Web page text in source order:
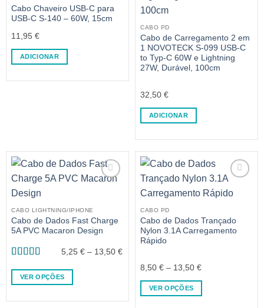
Cabo Chaveiro USB-C para
USB-C S-140 – 60W, 15cm
11,95 €
ADICIONAR
CABO PD
Cabo de Carregamento 2 em
1 NOVOTECK S-099 USB-C
to Typ-C 60W e Lightning
27W, Durável, 100cm
32,50 €
ADICIONAR
CABO LIGHTNING/IPHONE
Cabo de Dados Fast Charge
5A PVC Macaron Design
de 5
5,25 € – 13,50 €Price
5,25 €
through
13,50 €
VER OPÇÕES
product
CABO PD
Cabo de Dados Trançado
Nylon 3.1A Carregamento
Rápido
8,50 € – 13,50 €Price
range:
VER OPÇÕES